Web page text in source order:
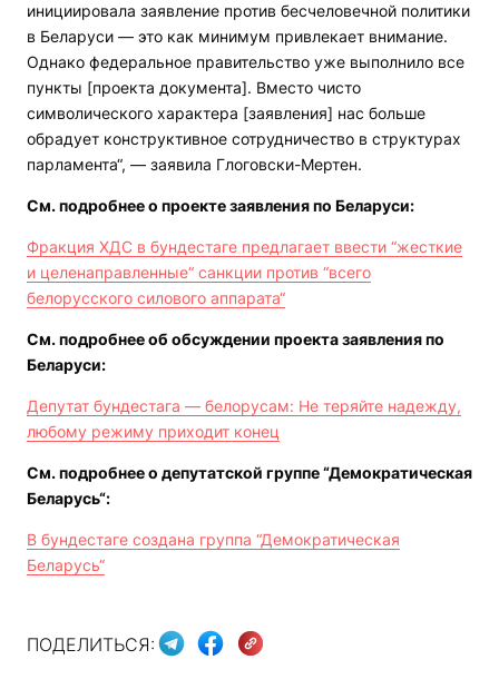
инициировала заявление против бесчеловечной политики
в Беларуси — это как минимум привлекает внимание.
Однако федеральное правительство уже выполнило все
пункты [проекта документа]. Вместо чисто
символического характера [заявления] нас больше
обрадует конструктивное сотрудничество в структурах
парламента“, — заявила Глоговски-Мертен.
См. подробнее о проекте заявления по Беларуси:
Фракция ХДС в бундестаге предлагает ввести “жесткие
и целенаправленные“ санкции против “всего
белорусского силового аппарата“
См. подробнее об обсуждении проекта заявления по
Беларуси:
Депутат бундестага — белорусам: Не теряйте надежду,
любому режиму приходит конец
См. подробнее о депутатской группе “Демократическая
Беларусь“:
В бундестаге создана группа “Демократическая
Беларусь“
ПОДЕЛИТЬСЯ: